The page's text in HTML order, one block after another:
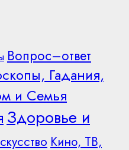
Вопрос–ответ
Гадания,
и Семья
Здоровье и
Кино, ТВ,